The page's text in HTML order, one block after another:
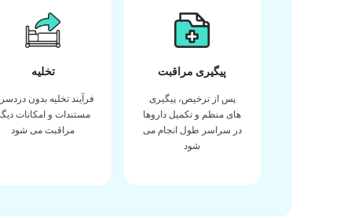
تخلیه
فرآیند تخلیه بدون دردسر
مستندات و امکانات
مراقبت می شود
پیگیری مراقبت
پس از ترخیص، پیگیری
های منظم و تکمیل داروها
در سراسر طول انجام می
شود